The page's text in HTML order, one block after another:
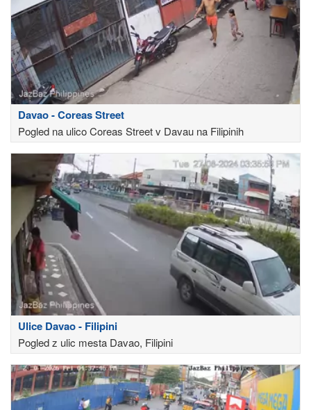
Davao - Coreas Street
Pogled na ulico Coreas Street v Davau na Filipinih
Ulice Davao - Filipini
Pogled z ulic mesta Davao, Filipini